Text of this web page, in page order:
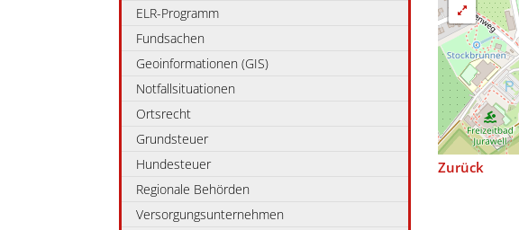
ELR-Programm
Fundsachen
Geoinformationen (GIS)
Notfallsituationen
Ortsrecht
Grundsteuer
Hundesteuer
Regionale Behörden
Versorgungsunternehmen
Zurück